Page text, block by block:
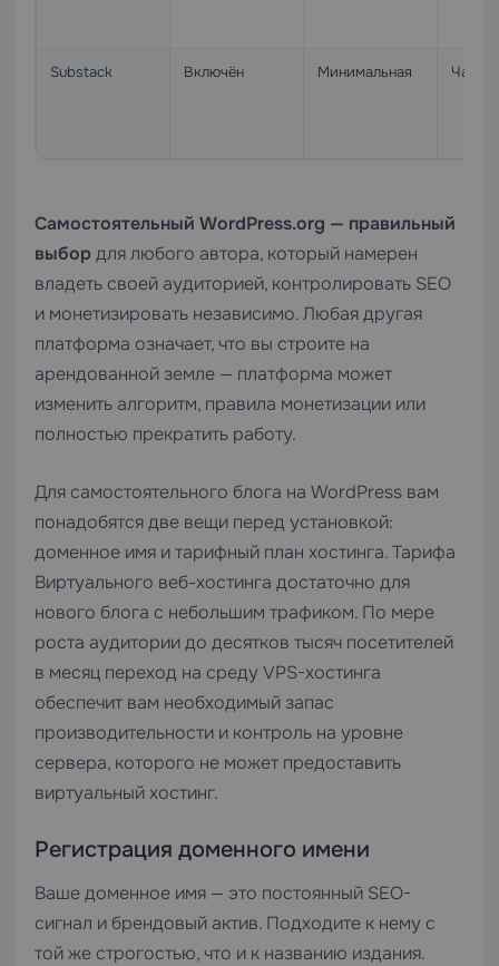
Substack Включён Минимальная
Самостоятельный WordPress.org — правильный
выбор для любого автора, который намерен
владеть своей аудиторией, контролировать SEO
и монетизировать независимо. Любая другая
платформа означает, что вы строите на
арендованной земле — платформа может
изменить алгоритм, правила монетизации или
полностью прекратить работу.
Для самостоятельного блога на WordPress вам
понадобятся две вещи перед установкой:
доменное имя и тарифный план хостинга. Тарифа
Виртуального веб-хостинга достаточно для
нового блога с небольшим трафиком. По мере
роста аудитории до десятков тысяч посетителей
в месяц переход на среду VPS-хостинга
обеспечит вам необходимый запас
производительности и контроль на уровне
сервера, которого не может предоставить
виртуальный хостинг.
Регистрация доменного имени
Ваше доменное имя — это постоянный SEO-
сигнал и брендовый актив. Подходите к нему с
той же строгостью, что и к названию издания.